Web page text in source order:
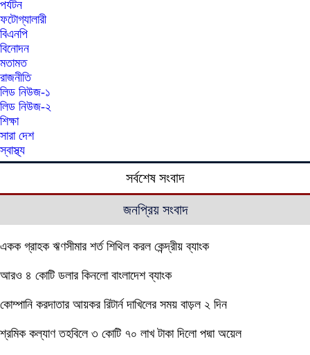
পর্যটন
ফটোগ্যালারী
বিএনপি
বিনোদন
মতামত
রাজনীতি
লিড নিউজ-১
লিড নিউজ-২
শিক্ষা
সারা দেশ
স্বাস্থ্য
সর্বশেষ সংবাদ
জনপ্রিয় সংবাদ
একক গ্রাহক ঋণসীমার শর্ত শিথিল করল কেন্দ্রীয় ব্যাংক
আরও ৪ কোটি ডলার কিনলো বাংলাদেশ ব্যাংক
কোম্পানি করদাতার আয়কর রিটার্ন দাখিলের সময় বাড়ল ২ দিন
শ্রমিক কল্যাণ তহবিলে ৩ কোটি ৭০ লাখ টাকা দিলো পদ্মা অয়েল